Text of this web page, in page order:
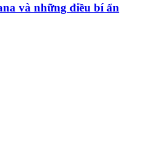
và những điều bí ẩn